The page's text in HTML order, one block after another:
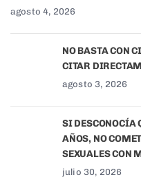
agosto 4, 2026
NO BASTA CON
CITAR
agosto 3, 2026
SI DESCONOCÍA
AÑOS, NO
SEXUALES CON
julio 30, 2026